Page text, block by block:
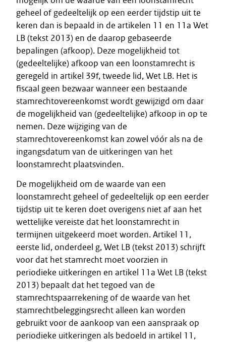
geheel of gedeeltelijk op een eerder tijdstip uit te
keren dan is bepaald in de artikelen 11 en 11a Wet
LB (tekst 2013) en de daarop gebaseerde
bepalingen (afkoop). Deze mogelijkheid tot
(gedeeltelijke) afkoop van een loonstamrecht is
geregeld in artikel 39f, tweede lid, Wet LB. Het is
fiscaal geen bezwaar wanneer een bestaande
stamrechtovereenkomst wordt gewijzigd om daar
de mogelijkheid van (gedeeltelijke) afkoop in op te
nemen. Deze wijziging van de
stamrechtovereenkomst kan zowel vóór als na de
ingangsdatum van de uitkeringen van het
loonstamrecht plaatsvinden.
De mogelijkheid om de waarde van een
loonstamrecht geheel of gedeeltelijk op een eerder
tijdstip uit te keren doet overigens niet af aan het
wettelijke vereiste dat het loonstamrecht in
termijnen uitgekeerd moet worden. Artikel 11,
eerste lid, onderdeel g, Wet LB (tekst 2013) schrijft
voor dat het stamrecht moet voorzien in
periodieke uitkeringen en artikel 11a Wet LB (tekst
2013) bepaalt dat het tegoed van de
stamrechtspaarrekening of de waarde van het
stamrechtbeleggingsrecht alleen kan worden
gebruikt voor de aankoop van een aanspraak op
periodieke uitkeringen als bedoeld in artikel 11,